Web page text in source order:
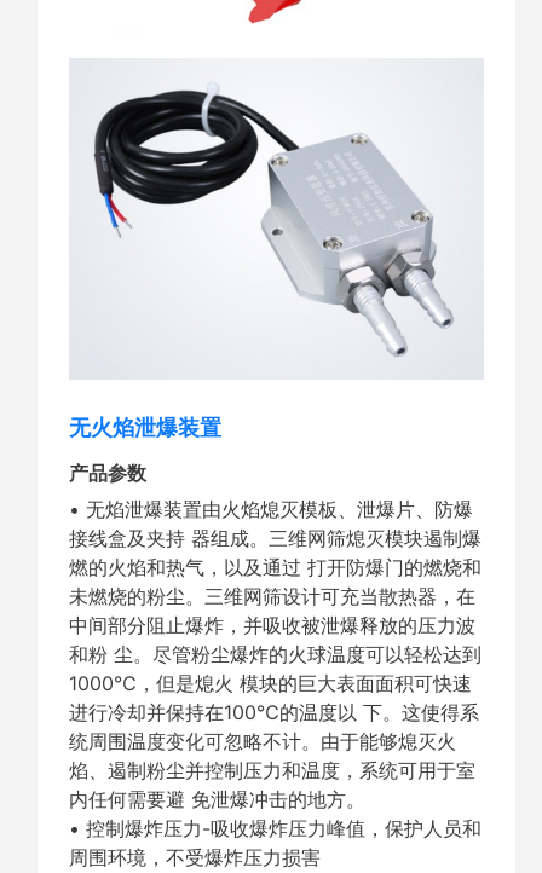
无火焰泄爆装置
产品参数
• 无焰泄爆装置由火焰熄灭模板、泄爆片、防爆
接线盒及夹持 器组成。三维网筛熄灭模块遏制爆
燃的火焰和热气，以及通过 打开防爆门的燃烧和
未燃烧的粉尘。三维网筛设计可充当散热器，在
中间部分阻止爆炸，并吸收被泄爆释放的压力波
和粉 尘。尽管粉尘爆炸的火球温度可以轻松达到
1000℃，但是熄火 模块的巨大表面面积可快速
进行冷却并保持在100℃的温度以 下。这使得系
统周围温度变化可忽略不计。由于能够熄灭火
焰、遏制粉尘并控制压力和温度，系统可用于室
内任何需要避 免泄爆冲击的地方。
• 控制爆炸压力-吸收爆炸压力峰值，保护人员和
周围环境，不受爆炸压力损害